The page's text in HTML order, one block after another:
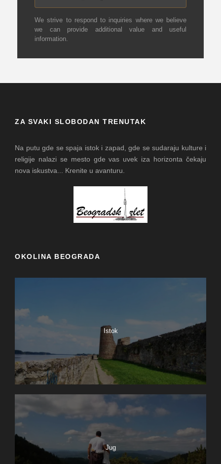
We strive to respond to inquiries where we believe
we can provide additional value and useful
information.
ZA SVAKI SLOBODAN TRENUTAK
Na putu gde se spaja istok i zapad, gde se sudaraju kulture i
religije nalazi se mesto gde vas uvek iza horizonta čekaju
nova iskustva... Krenite u avanturu.
OKOLINA BEOGRADA
Istok
Jug